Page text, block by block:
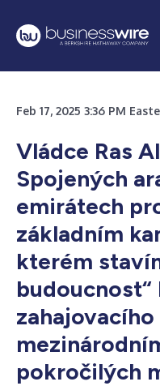
Feb 17, 2025 3:36 PM
Vládce Ras
Spojených
emirátech
základním
kterém
budoucnost“
zahajovacího
pokročilých